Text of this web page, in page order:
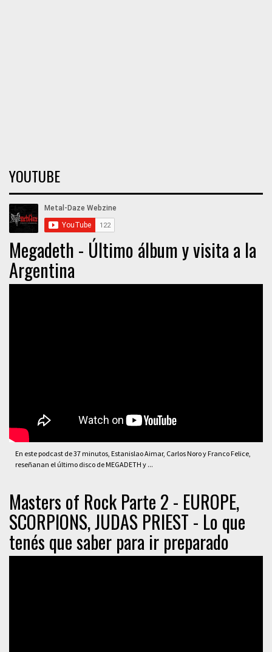
YOUTUBE
Megadeth - Último álbum y visita a la
Argentina
En este podcast de 37 minutos, Estanislao Aimar, Carlos Noro y Franco Felice,
reseñanan el último disco de MEGADETH y ...
Masters of Rock Parte 2 - EUROPE,
SCORPIONS, JUDAS PRIEST - Lo que
tenés que saber para ir preparado